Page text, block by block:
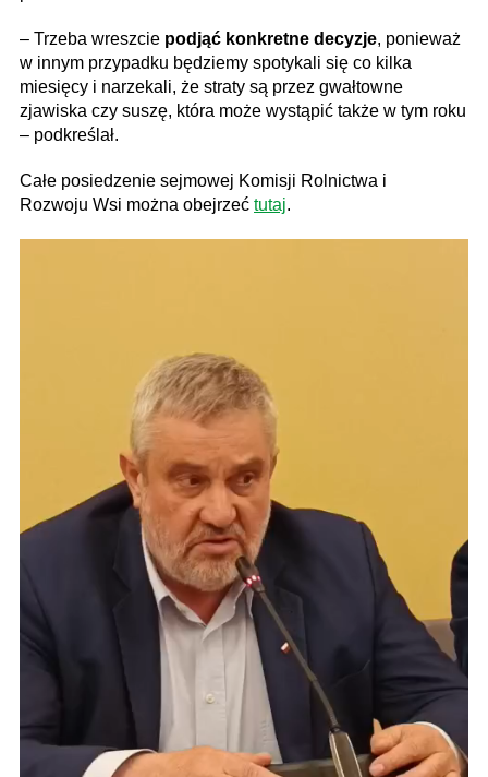
– Trzeba wreszcie podjąć konkretne decyzje, ponieważ
w innym przypadku będziemy spotykali się co kilka
miesięcy i narzekali, że straty są przez gwałtowne
zjawiska czy suszę, która może wystąpić także w tym roku
– podkreślał.
Całe posiedzenie sejmowej Komisji Rolnictwa i
Rozwoju Wsi można obejrzeć tutaj.